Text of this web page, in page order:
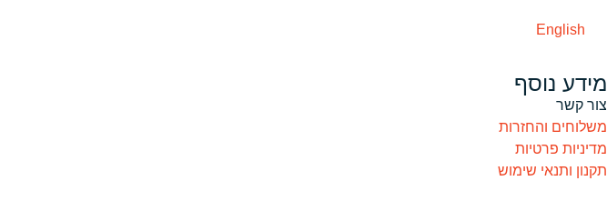
English
מידע נוסף
צור קשר
משלוחים והחזרות
מדיניות פרטיות
תקנון ותנאי שימוש